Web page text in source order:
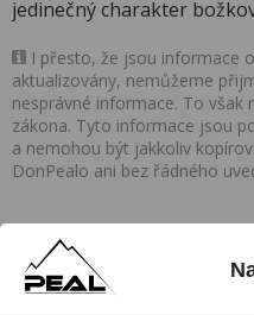
jedinečný charakter
I přesto, že jsou informace
aktualizovány, nemůžeme
nesprávné informace. To však
zákona. Tyto informace jsou
a nemohou být jakkoliv
DonPealo ani bez řádného
Nezmeškejte